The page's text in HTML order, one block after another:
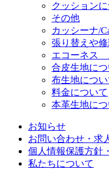
クッション
その他
カッシーナ/
張り替えや
エコーネス
合皮生地につ
布生地につい
料金について
本革生地につ
お知らせ
お問い合わせ・求
個人情報保護方針
私たちについて